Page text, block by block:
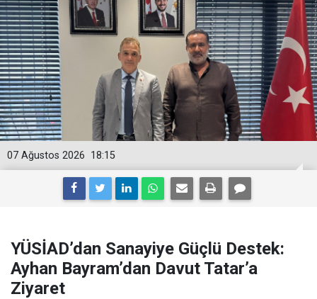
18:15
07 Ağustos 2026
YÜSİAD’dan Sanayiye Güçlü Destek:
Ayhan Bayram’dan Davut Tatar’a
Ziyaret